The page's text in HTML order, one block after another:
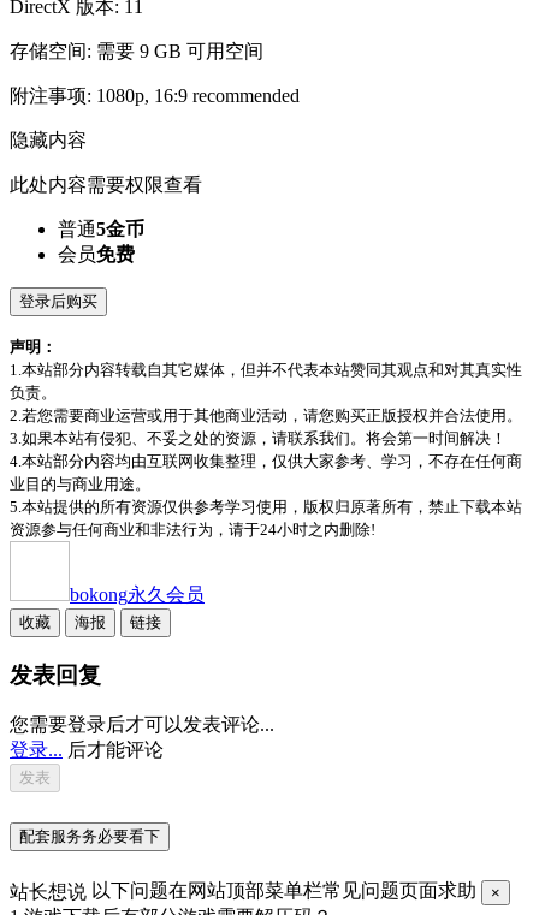
DirectX 版本: 11
存储空间: 需要 9 GB 可用空间
附注事项: 1080p, 16:9 recommended
隐藏内容
此处内容需要权限查看
普通5金币
会员免费
登录后购买
声明：
1.本站部分内容转载自其它媒体，但并不代表本站赞同其观点和对其真实性
负责。
2.若您需要商业运营或用于其他商业活动，请您购买正版授权并合法使用。
3.如果本站有侵犯、不妥之处的资源，请联系我们。将会第一时间解决！
4.本站部分内容均由互联网收集整理，仅供大家参考、学习，不存在任何商
业目的与商业用途。
5.本站提供的所有资源仅供参考学习使用，版权归原著所有，禁止下载本站
资源参与任何商业和非法行为，请于24小时之内删除!
bokong永久会员
收藏 海报 链接
发表回复
您需要登录后才可以发表评论...
登录... 后才能评论
配套服务务必要看下
站长想说 以下问题在网站顶部菜单栏常见问题页面求助 ×